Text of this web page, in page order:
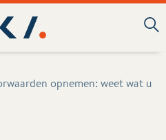
opnemen: weet wat u